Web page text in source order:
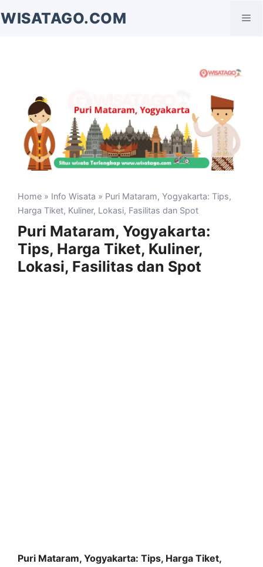
ke
WISATAGO.COM
Home » Info Wisata » Puri Mataram, Yogyakarta: Tips,
Harga Tiket, Kuliner, Lokasi, Fasilitas dan Spot
Puri Mataram, Yogyakarta:
Tips, Harga Tiket, Kuliner,
Lokasi, Fasilitas dan Spot
Puri Mataram, Yogyakarta: Tips, Harga Tiket,